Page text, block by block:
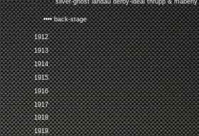
•••• back-stage
1912
1913
1914
1915
1916
1917
1918
1919